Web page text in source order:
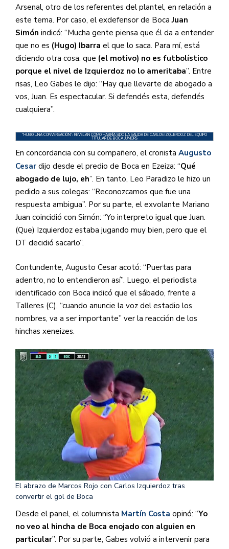
Arsenal, otro de los referentes del plantel, en relación a
este tema. Por caso, el exdefensor de BocaJuan
Simón indicó: “Mucha gente piensa que él da a entender
que no es (Hugo) Ibarra el que lo saca. Para mí, está
diciendo otra cosa: que (el motivo) no es futbolístico
porque el nivel de Izquierdoz no lo ameritaba”. Entre
risas, Leo Gabes le dijo: “Hay que llevarte de abogado a
vos, Juan. Es espectacular. Si defendés esta, defendés
cualquiera”.
“HUBO UNA CONVERSACIÓN”: REVELAN CÓMO HABRÍA SIDO LA SALIDA DE CARLOS IZQUIERDOZ DEL EQUIPO
TITULAR DE BOCA JUNIORS
En concordancia con su compañero, el cronista Augusto
Cesar dijo desde el predio de Boca en Ezeiza: “Qué
abogado de lujo, eh”. En tanto, Leo Paradizo le hizo un
pedido a sus colegas: “Reconozcamos que fue una
respuesta ambigua”. Por su parte, el exvolante Mariano
Juan coincidió con Simón: “Yo interpreto igual que Juan.
(Que) Izquierdoz estaba jugando muy bien, pero que el
DT decidió sacarlo”.
Contundente, Augusto Cesar acotó: “Puertas para
adentro, no lo entendieron así”. Luego, el periodista
identificado con Boca indicó que el sábado, frente a
Talleres (C), “cuando anuncie la voz del estadio los
nombres, va a ser importante” ver la reacción de los
hinchas xeneizes.
El abrazo de Marcos Rojo con Carlos Izquierdoz tras
convertir el gol de Boca
Desde el panel, el columnista Martín Costa opinó: “Yo
no veo al hincha de Boca enojado con alguien en
particular”. Por su parte, Gabes volvió a intervenir para